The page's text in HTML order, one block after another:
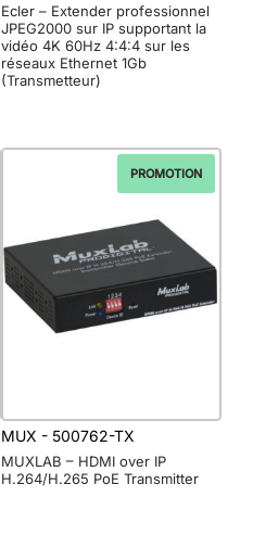
Ecler – Extender professionnel
JPEG2000 sur IP supportant la
vidéo 4K 60Hz 4:4:4 sur les
réseaux Ethernet 1Gb
(Transmetteur)
PROMOTION
MUX - 500762-TX
MUXLAB – HDMI over IP
H.264/H.265 PoE Transmitter